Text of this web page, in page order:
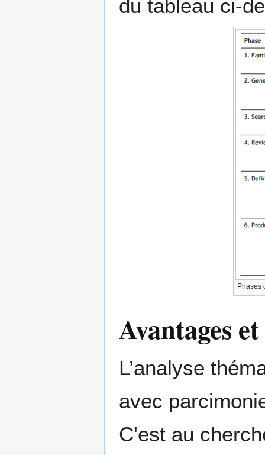
du tableau ci-
Phases
Avantages
L’analyse
avec
C'est au